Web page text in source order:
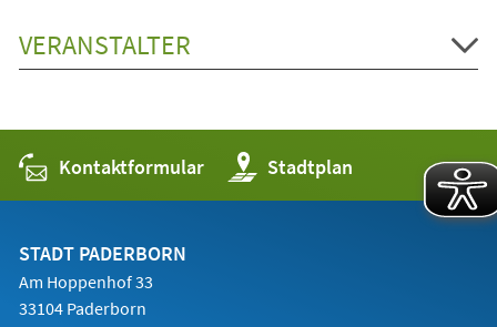
VERANSTALTER
Kontaktformular Stadtplan
(Öffnet
in
einem
STADT PADERBORN
Am Hoppenhof 33
33104 Paderborn